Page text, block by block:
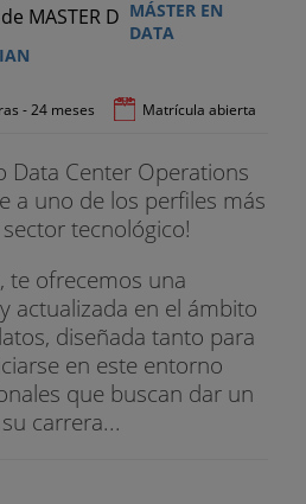
para afianzar tu
curriculares en esta
cuántica
a la computación
ingenieros informáticos u
de
base de álgebra lineal
con una sesión de
matemáticos
comprender los que son y
y sus estados. A partir
conceptos básicos,
y las principales puertas
que proporciona la
MÁSTER EN
DATA
- 24 meses Matrícula abierta
Data Center Operations
a uno de los perfiles más
tecnológico!
te ofrecemos una
actualizada en el ámbito
diseñada tanto para
en este entorno
que buscan dar un
carrera...